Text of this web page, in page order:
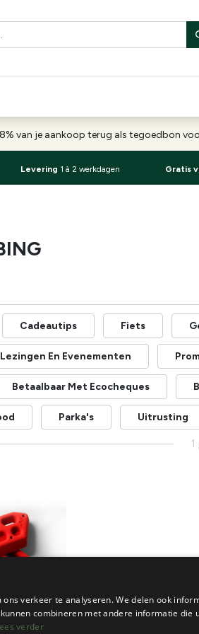
van je aankoop terug als tegoedbon
Levering 1 à 2 werkdagen Gratis
Cadeautips Fiets
Lezingen En Evenementen
Betaalbaar Met Ecocheques
Parka's Uitrusting
verkeer te analyseren. We delen ook
combineren met andere informatie die
verder